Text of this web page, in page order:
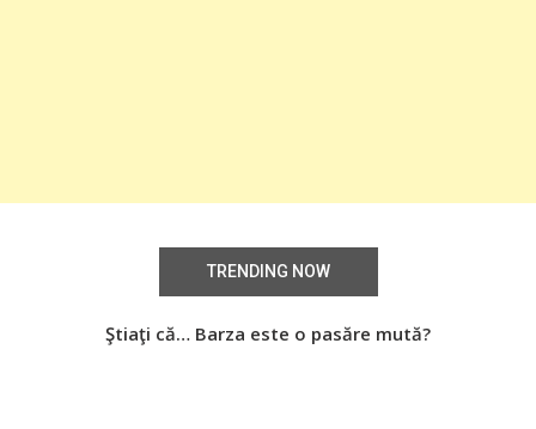
TRENDING NOW
Ştiaţi că… Barza este o pasăre mută?